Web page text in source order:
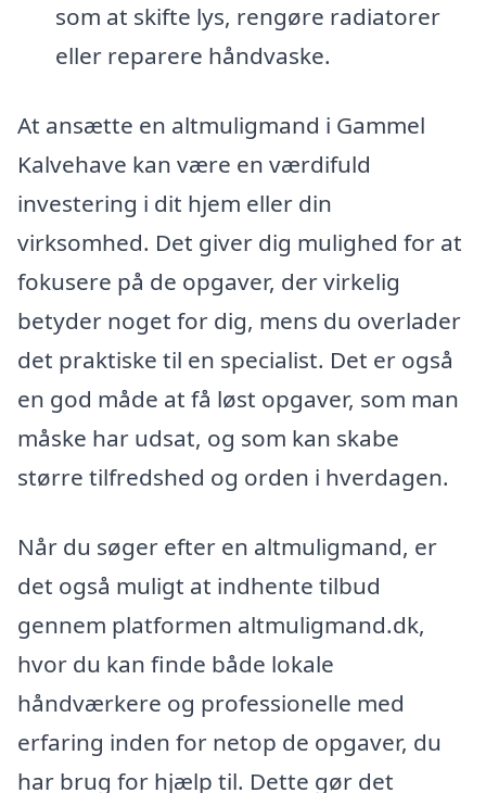
som at skifte lys, rengøre radiatorer
eller reparere håndvaske.
At ansætte en altmuligmand i Gammel
Kalvehave kan være en værdifuld
investering i dit hjem eller din
virksomhed. Det giver dig mulighed for at
fokusere på de opgaver, der virkelig
betyder noget for dig, mens du overlader
det praktiske til en specialist. Det er også
en god måde at få løst opgaver, som man
måske har udsat, og som kan skabe
større tilfredshed og orden i hverdagen.
Når du søger efter en altmuligmand, er
det også muligt at indhente tilbud
gennem platformen altmuligmand.dk,
hvor du kan finde både lokale
håndværkere og professionelle med
erfaring inden for netop de opgaver, du
har brug for hjælp til. Dette gør det